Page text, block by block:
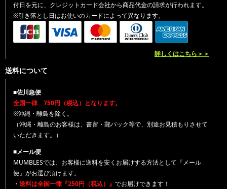
付日を元に、クレジットカード会社から商品代金の請求が行われます。
※引き落とし日はお使いのカードによって異なります。
詳しくはこちら＞＞
送料について
■佐川急便
全国一律 750円（税込）となります。
※沖縄・離島を除く。
（沖縄・離島のお客様は、書留・郵パック等で、別途お見積もりさせて
いただきます。）
■メール便
MUMBLESでは、お客様に送料を安くお届けする方法として『メール
便』がお選び頂けます。
・ 送料は全国一律『250円（税込）』 でお届けできます！